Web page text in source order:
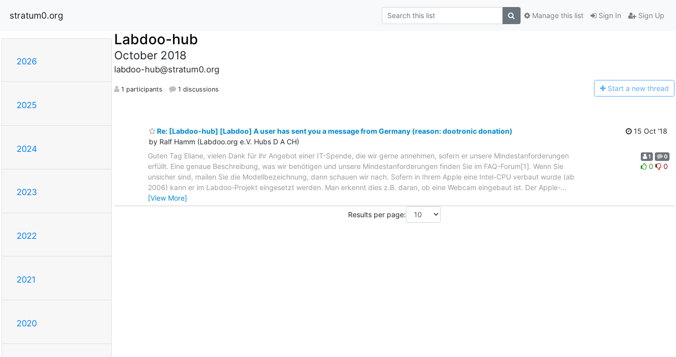
stratum0.org Sign In Sign Up
Manage this list
2026
2025
2024
2023
2022
2021
2020
Labdoo-hub
October 2018
labdoo-hub@stratum0.org
1 participants 1 discussions Start a new thread
Re: [Labdoo-hub] [Labdoo] A user has sent you a message from Germany (reason: dootronic donation)
by Ralf Hamm (Labdoo.org e.V. Hubs D A CH)
15 Oct '18
Guten Tag Eliane, vielen Dank für ihr Angebot einer IT-Spende, die wir gerne annehmen, sofern er unsere Mindestanforderungen
erfüllt. Eine genaue Beschreibung, was wir benötigen und unsere Mindestanforderungen finden Sie im FAQ-Forum[1]. Wenn Sie
unsicher sind, mailen Sie die Modellbezeichnung, dann schauen wir nach. Sofern in Ihrem Apple eine Intel-CPU verbaut wurde (ab
2006) kann er im Labdoo-Projekt eingesetzt werden. Man erkennt dies z.B. daran, ob eine Webcam eingebaut ist. Der Apple-…
[View More]
1 0
0 0
Results per page: